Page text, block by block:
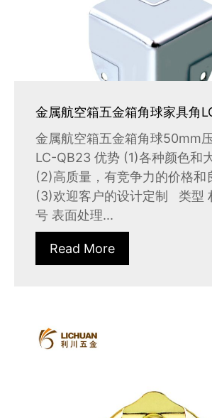
金属航空箱五金箱角球家具角
金属航空箱五金箱角球50mm
LC-QB23 优势 (1)各种颜色和
(2)高质量，有竞争力的价格和
(3)欢迎客户的设计定制 类型
号 表面处理...
Read More